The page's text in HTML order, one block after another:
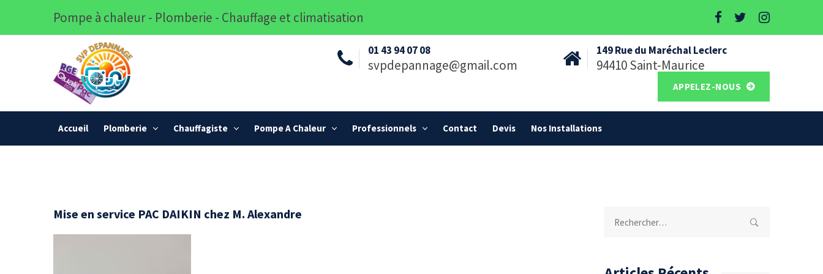
Pompe à chaleur - Plomberie - Chauffage et climatisation
01 43 94 07 08
svpdepannage@gmail.com
149 Rue du Maréchal Leclerc
94410 Saint-Maurice
APPELEZ-NOUS
Accueil Plomberie Chauffagiste Pompe A Chaleur Professionnels Contact Devis Nos Installations
Mise en service PAC DAIKIN chez M. Alexandre Rechercher :